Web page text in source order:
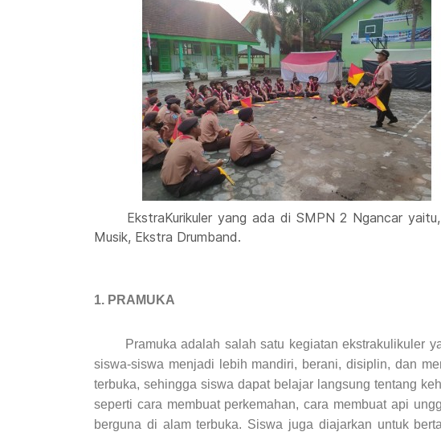
Semarak Maulid Nabi 1447 H di SMPN 2
EkstraKurikuler yang ada di SMPN 2 Ngancar yaitu,
Musik, Ekstra Drumband.
1. PRAMUKA
Pramuka adalah salah satu kegiatan ekstrakulikuler
siswa-siswa menjadi lebih mandiri, berani, disiplin, dan
terbuka, sehingga siswa dapat belajar langsung tentang
seperti cara membuat perkemahan, cara membuat api
berguna di alam terbuka. Siswa juga diajarkan untuk